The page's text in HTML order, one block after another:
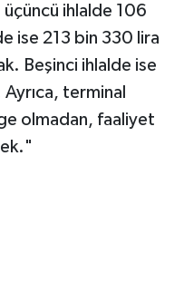
ihlalde 106
ise 213 bin 330 lira
Beşinci ihlalde ise
terminal
olmadan, faaliyet